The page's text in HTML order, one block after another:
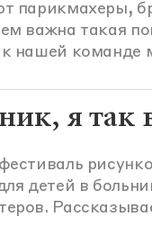
парикмахеры,
важна такая
нашей команде
я так
детей в